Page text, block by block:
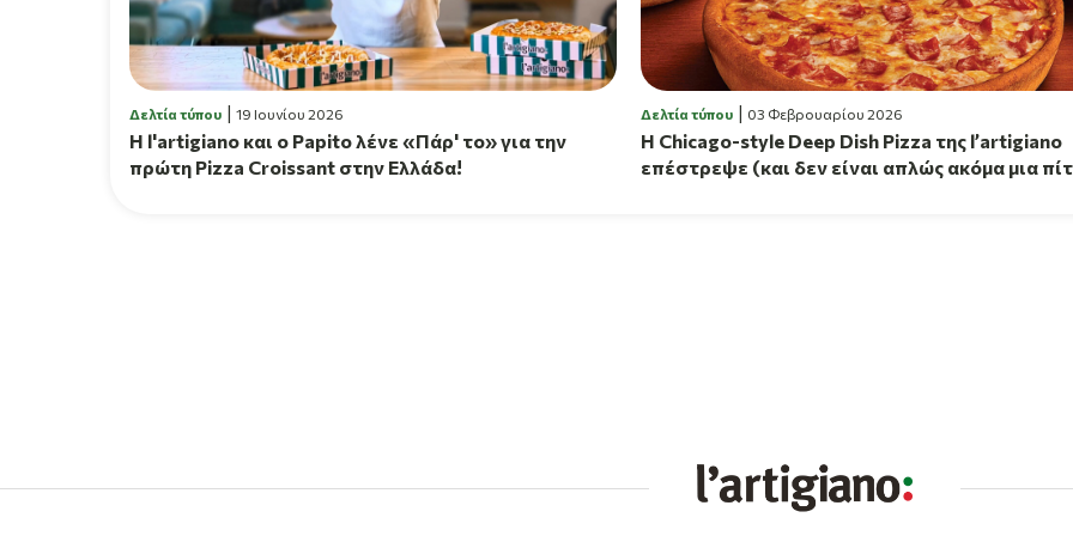
Δελτία τύπου 19 Ιουνίου 2026
H l'artigiano και ο Papito λένε «Πάρ' το» για την
πρώτη Pizza Croissant στην Ελλάδα!
Δελτία τύπου 03 Φεβρουαρίου 2026
Η Chicago-style Deep Dish Pizza της l’artigiano
επέστρεψε (και δεν είναι απλώς ακόμα μια